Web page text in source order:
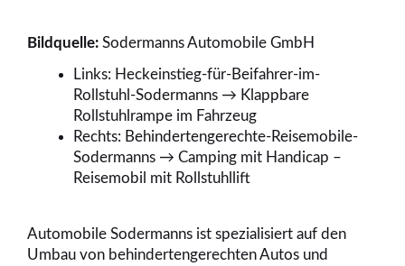
Bildquelle: Sodermanns Automobile GmbH
Links: Heckeinstieg-für-Beifahrer-im-
Rollstuhl-Sodermanns → Klappbare
Rollstuhlrampe im Fahrzeug
Rechts: Behindertengerechte-Reisemobile-
Sodermanns → Camping mit Handicap –
Reisemobil mit Rollstuhllift
Automobile Sodermanns ist spezialisiert auf den
Umbau von behindertengerechten Autos und